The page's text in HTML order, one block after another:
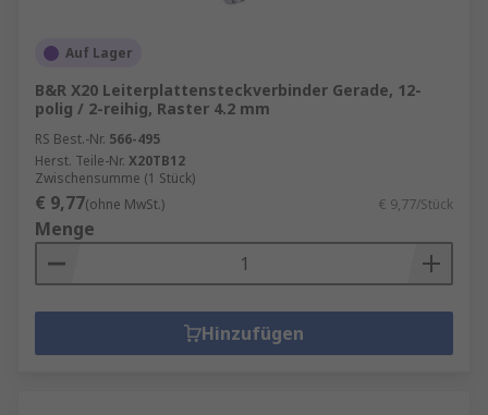
Auf Lager
B&R X20 Leiterplattensteckverbinder Gerade, 12-
polig / 2-reihig, Raster 4.2 mm
RS Best.-Nr. 566-495
Herst. Teile-Nr. X20TB12
Zwischensumme (1 Stück)
€ 9,77(ohne MwSt.) € 9,77/Stück
Menge
Hinzufügen